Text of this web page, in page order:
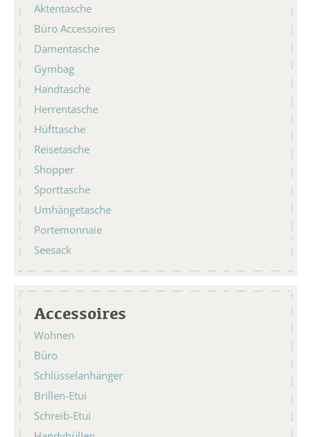
Aktentasche
Büro Accessoires
Damentasche
Gymbag
Handtasche
Herrentasche
Hüfttasche
Reisetasche
Shopper
Sporttasche
Umhängetasche
Portemonnaie
Seesack
Accessoires
Wohnen
Büro
Schlüsselanhänger
Brillen-Etui
Schreib-Etui